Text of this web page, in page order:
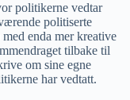
politikerne vedtar
politiserte
enda mer kreative
tilbake til
om sine egne
har vedtatt.